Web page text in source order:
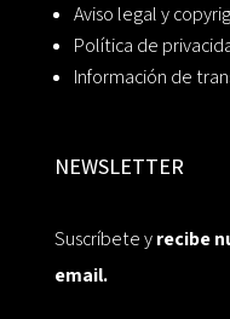
Aviso legal y
Política de
Información de
NEWSLETTER
Suscríbete yrecibe
email.